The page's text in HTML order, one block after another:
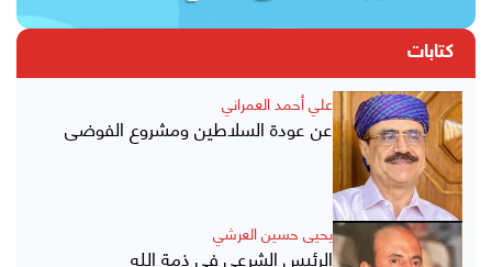
كتابات
علي أحمد العمراني
عن عودة السلاطين ومشروع الفوضى
يحيى حسين العرشي
الرئيس الشرعي في ذمة الله